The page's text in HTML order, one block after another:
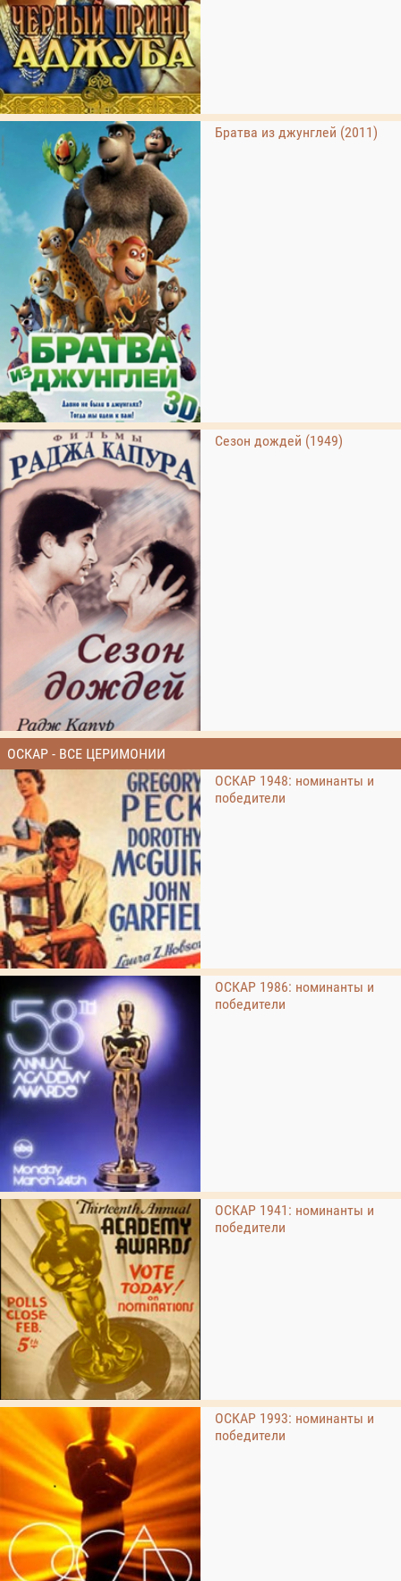
Братва из джунглей (2011)
Сезон дождей (1949)
ОСКАР - ВСЕ ЦЕРИМОНИИ
ОСКАР 1948: номинанты и
победители
ОСКАР 1986: номинанты и
победители
ОСКАР 1941: номинанты и
победители
ОСКАР 1993: номинанты и
победители